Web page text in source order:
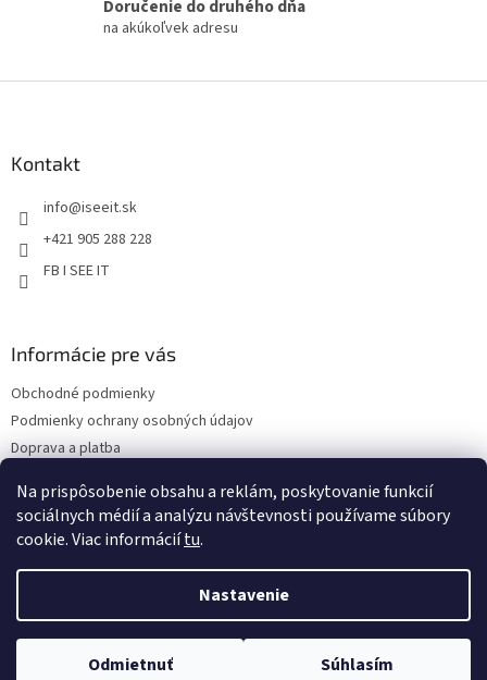
Na prispôsobenie obsahu a reklám, poskytovanie funkcií
sociálnych médií a analýzu návštevnosti používame súbory
cookie. Viac informáciítu.
Nastavenie
Odmietnuť Súhlasím
e
Doručenie do druhého dňa
na akúkoľvek adresu
Kontakt
info@iseeit.sk
+421 905 288 228
FB I SEE IT
Informácie pre vás
Obchodné podmienky
Podmienky ochrany osobných údajov
Doprava a platba
Kontakty
Copyright 2026Eshop I SEE IT. Všetky práva vyhradené.Upraviť